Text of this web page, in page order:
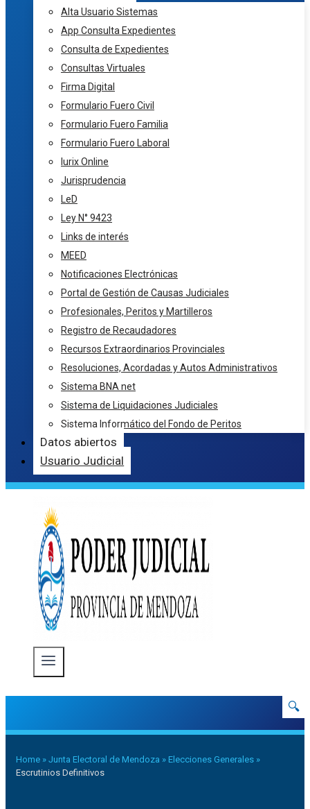
Alta Usuario Sistemas
App Consulta Expedientes
Consulta de Expedientes
Consultas Virtuales
Firma Digital
Formulario Fuero Civil
Formulario Fuero Familia
Formulario Fuero Laboral
Iurix Online
Jurisprudencia
LeD
Ley N° 9423
Links de interés
MEED
Notificaciones Electrónicas
Portal de Gestión de Causas Judiciales
Profesionales, Peritos y Martilleros
Registro de Recaudadores
Recursos Extraordinarios Provinciales
Resoluciones, Acordadas y Autos Administrativos
Sistema BNA net
Sistema de Liquidaciones Judiciales
Sistema Informático del Fondo de Peritos
Datos abiertos
Usuario Judicial
🔍
Home » Junta Electoral de Mendoza » Elecciones Generales »
Escrutinios Definitivos